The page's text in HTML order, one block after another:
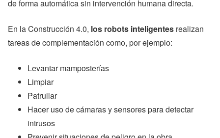
de forma automática sin intervención humana directa.
En la Construcción 4.0, los robots inteligentes realizan
tareas de complementación como, por ejemplo:
Levantar mamposterías
Limpiar
Patrullar
Hacer uso de cámaras y sensores para detectar
intrusos